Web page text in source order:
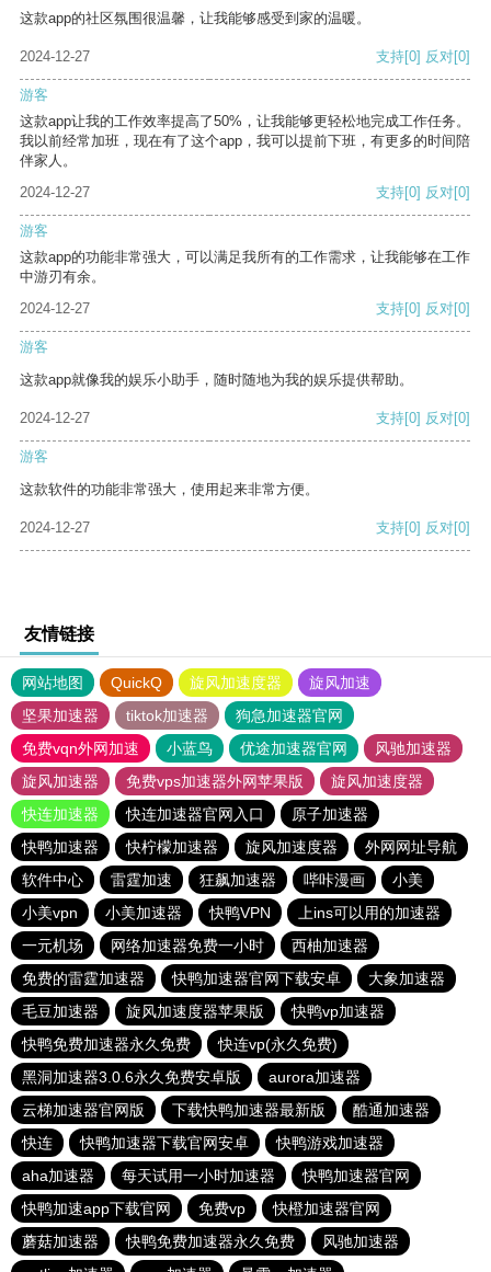
这款app的社区氛围很温馨，让我能够感受到家的温暖。
2024-12-27 支持[0] 反对[0]
游客
这款app让我的工作效率提高了50%，让我能够更轻松地完成工作任务。
我以前经常加班，现在有了这个app，我可以提前下班，有更多的时间陪
伴家人。
2024-12-27
支持[0] 反对[0]
游客
这款app的功能非常强大，可以满足我所有的工作需求，让我能够在工作
中游刃有余。
2024-12-27
支持[0] 反对[0]
游客
这款app就像我的娱乐小助手，随时随地为我的娱乐提供帮助。
2024-12-27 支持[0] 反对[0]
游客
这款软件的功能非常强大，使用起来非常方便。
2024-12-27 支持[0] 反对[0]
友情链接
网站地图 QuickQ 旋风加速度器
旋风加速
坚果加速器
tiktok加速器
狗急加速器官网
免费vqn外网加速
小蓝鸟 优途加速器官网
风驰加速器
旋风加速器
免费vps加速器外网苹果版
旋风加速度器
快连加速器
快连加速器官网入口
原子加速器
快鸭加速器
快柠檬加速器 旋风加速度器
外网网址导航
软件中心
雷霆加速 狂飙加速器 哔咔漫画
小美
小美vpn
小美加速器 快鸭VPN
上ins可以用的加速器
一元机场
网络加速器免费一小时
西柚加速器
免费的雷霆加速器
快鸭加速器官网下载安卓
大象加速器
毛豆加速器
旋风加速度器苹果版
快鸭vp加速器
快鸭免费加速器永久免费
快连vp(永久免费)
黑洞加速器3.0.6永久免费安卓版
aurora加速器
云梯加速器官网版
下载快鸭加速器最新版
酷通加速器
快连
快鸭加速器下载官网安卓
快鸭游戏加速器
aha加速器
每天试用一小时加速器
快鸭加速器官网
快鸭加速app下载官网
免费vp
快橙加速器官网
蘑菇加速器
快鸭免费加速器永久免费
风驰加速器